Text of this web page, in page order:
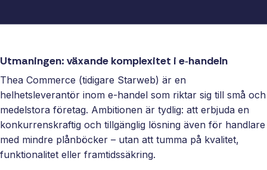
Funktioner
integrationer.
versionshantering
och datakvalitet –
samlat på ett
ställe.
Nå nya
interna team
eller bygga
eget.
White
label
Sälj
integrationer
er
beslut.
Utmaningen: växande komplexitet i e‑handeln
Thea Commerce (tidigare Starweb) är en
helhetsleverantör inom e‑handel som riktar sig till små och
medelstora företag. Ambitionen är tydlig: att erbjuda en
konkurrenskraftig och tillgänglig lösning även för handlare
med mindre plånböcker – utan att tumma på kvalitet,
funktionalitet eller framtidssäkring.